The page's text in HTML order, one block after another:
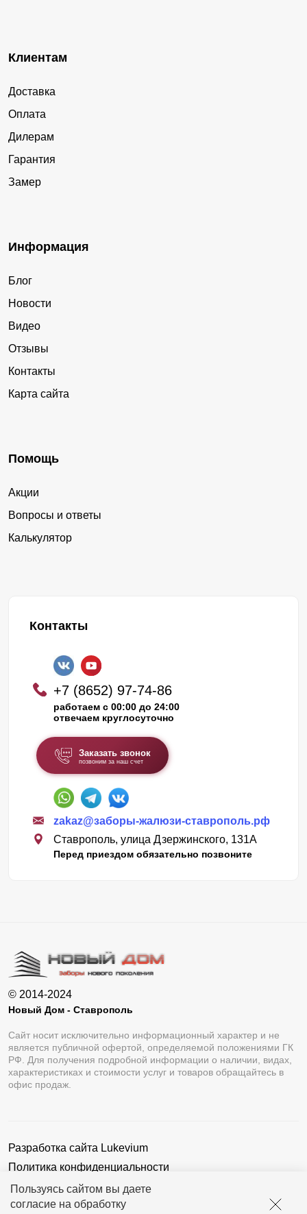
Пользуясь сайтом вы даете
согласие на обработку
Клиентам
Доставка
Оплата
Дилерам
Гарантия
Замер
Информация
Блог
Новости
Видео
Отзывы
Контакты
Карта сайта
Помощь
Акции
Вопросы и ответы
Калькулятор
Контакты
+7 (8652) 97-74-86
работаем с 00:00 до 24:00
отвечаем круглосуточно
Заказать звонок
позвоним за наш счет
zakaz@заборы-жалюзи-ставрополь.рф
Ставрополь, улица Дзержинского, 131А
Перед приездом обязательно позвоните
© 2014-2024
Новый Дом - Ставрополь
Сайт носит исключительно информационный характер и не
является публичной офертой, определяемой положениями ГК
РФ. Для получения подробной информации о наличии, видах,
характеристиках и стоимости услуг и товаров обращайтесь в
офис продаж.
Разработка сайта Lukevium
Политика конфиденциальности
Пользовательское соглашение